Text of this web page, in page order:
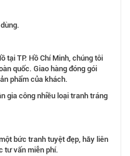
tại TP. Hồ Chí Minh, chúng tôi
quốc. Giao hàng đóng gói
phẩm của khách.
gia công nhiều loại tranh tráng
bức tranh tuyệt đẹp, hãy liên
tư vấn miễn phí.